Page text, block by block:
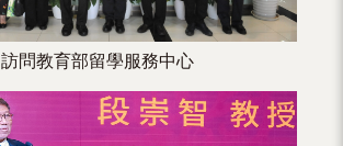
訪問教育部留學服務中心